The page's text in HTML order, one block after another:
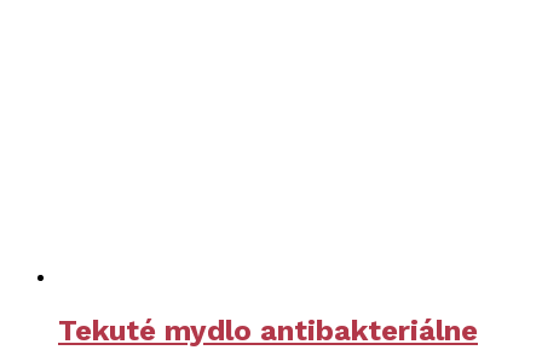
Tekuté mydlo antibakteriálne